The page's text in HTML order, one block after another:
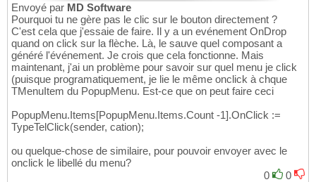
Envoyé par MD Software
Pourquoi tu ne gère pas le clic sur le bouton directement ?
C'est cela que j'essaie de faire. Il y a un evénement OnDrop
quand on click sur la flèche. Là, le sauve quel composant a
généré l'événement. Je crois que cela fonctionne. Mais
maintenant, j'ai un problème pour savoir sur quel menu je click
(puisque programatiquement, je lie le même onclick à chque
TMenuItem du PopupMenu. Est-ce que on peut faire ceci
PopupMenu.Items[PopupMenu.Items.Count -1].OnClick :=
TypeTelClick(sender, cation);
ou quelque-chose de similaire, pour pouvoir envoyer avec le
onclick le libellé du menu?
0
0